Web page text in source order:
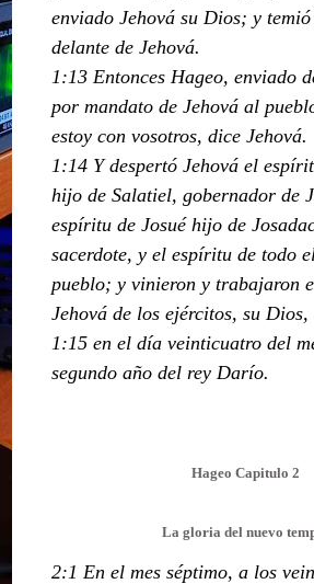
enviado Jehová su Dios; y
delante de Jehová.
1:13 Entonces Hageo, enviado
por mandato de Jehová al
estoy con vosotros, dice Jehová.
1:14 Y despertó Jehová el
hijo de Salatiel, gobernador de
espíritu de Josué hijo de
sacerdote, y el espíritu de todo
pueblo; y vinieron y trabajaron
Jehová de los ejércitos, su Dios,
1:15 en el día veinticuatro del
segundo año del rey Darío.
Hageo Capitulo 2
La gloria del nuevo
2:1 En el mes séptimo, a los